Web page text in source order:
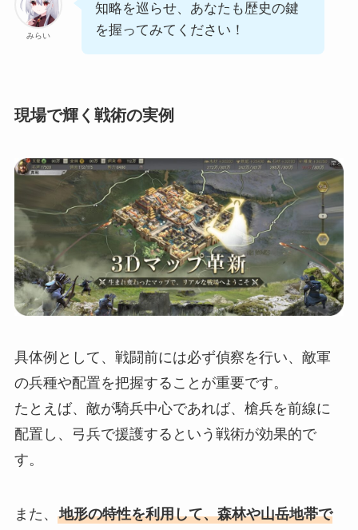
みらい
知略を巡らせ、あなたも歴史の鍵
を握ってみてください！
現場で輝く戦術の実例
具体例として、戦闘前には必ず偵察を行い、敵軍
の兵種や配置を把握することが重要です。
たとえば、敵が騎兵中心であれば、槍兵を前線に
配置し、弓兵で援護するという戦術が効果的で
す。
また、 地形の特性を利用して、森林や山岳地帯で